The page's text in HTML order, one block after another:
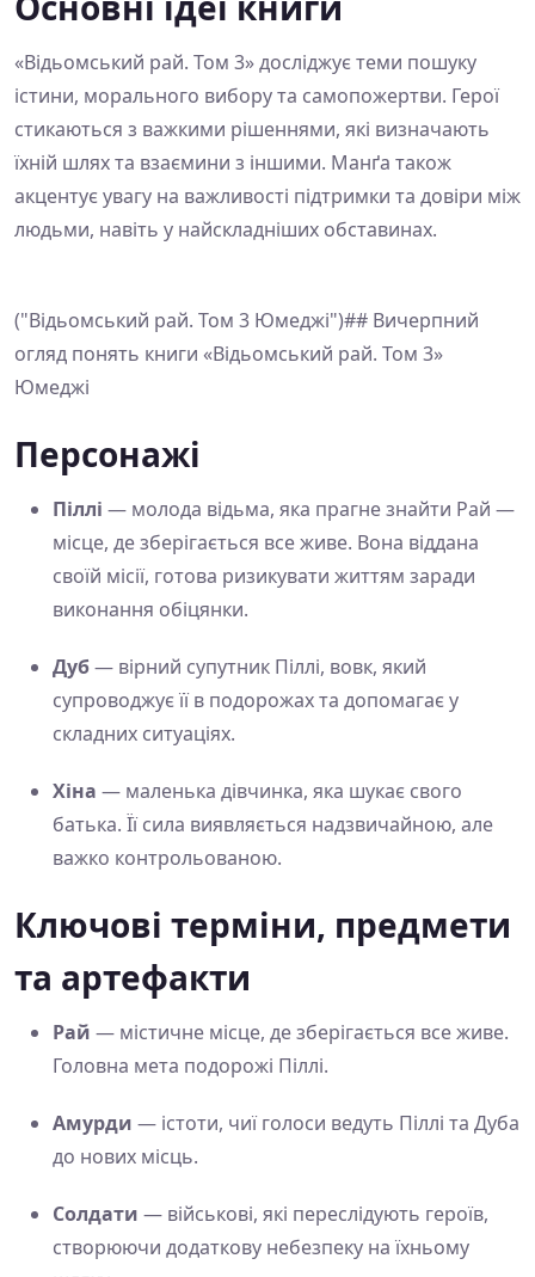
«Відьомський рай. Том 3» досліджує теми пошуку
істини, морального вибору та самопожертви. Герої
стикаються з важкими рішеннями, які визначають
їхній шлях та взаємини з іншими. Манґа також
акцентує увагу на важливості підтримки та довіри між
людьми, навіть у найскладніших обставинах.
("Відьомський рай. Том 3 Юмеджі")## Вичерпний
огляд понять книги «Відьомський рай. Том 3»
Юмеджі
Персонажі
Піллі — молода відьма, яка прагне знайти Рай —
місце, де зберігається все живе. Вона віддана
своїй місії, готова ризикувати життям заради
виконання обіцянки.
Дуб— вірний супутник Піллі, вовк, який
супроводжує її в подорожах та допомагає у
складних ситуаціях.
Хіна — маленька дівчинка, яка шукає свого
батька. Її сила виявляється надзвичайною, але
важко контрольованою.
Ключові терміни, предмети
та артефакти
Рай — містичне місце, де зберігається все живе.
Головна мета подорожі Піллі.
Амурди — істоти, чиї голоси ведуть Піллі та Дуба
до нових місць.
Солдати — військові, які переслідують героїв,
створюючи додаткову небезпеку на їхньому